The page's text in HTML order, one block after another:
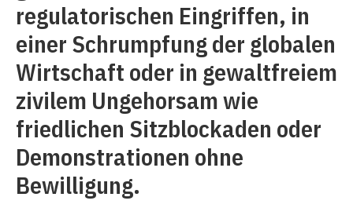
regulatorischen Eingriffen, in
einer Schrumpfung der globalen
Wirtschaft oder in gewaltfreiem
zivilem Ungehorsam wie
friedlichen Sitzblockaden oder
Demonstrationen ohne
Bewilligung.